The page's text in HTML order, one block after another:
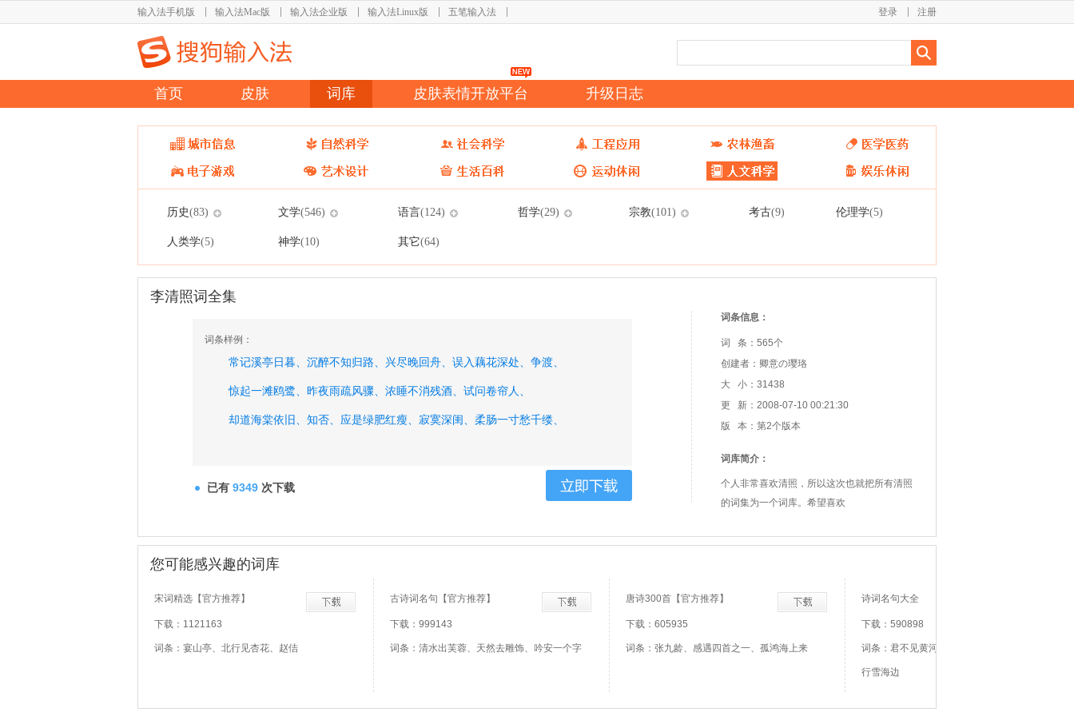
输入法手机版 输入法Mac版 输入法企业版 输入法Linux版 五笔输入法 注册
登录
首页 皮肤 词库 皮肤表情开放平台 升级日志
历史(83) 文学(546) 语言(124) 哲学(29) 宗教(101) 考古(9) 伦理学(5)
人类学(5) 神学(10) 其它(64)
李清照词全集
词条样例：
常记溪亭日暮、 沉醉不知归路、 兴尽晚回舟、 误入藕花深处、 争渡、
惊起一滩鸥鹭、 昨夜雨疏风骤、 浓睡不消残酒、 试问卷帘人、
却道海棠依旧、 知否、 应是绿肥红瘦、 寂寞深闺、 柔肠一寸愁千缕、
已有 9349 次下载
词条信息：
词 条：565个
创建者：卿意の璎珞
大 小：31438
更 新：2008-07-10 00:21:30
版 本：第2个版本
词库简介：
个人非常喜欢清照，所以这次也就把所有清照
的词集为一个词库。希望喜欢
您可能感兴趣的词库
宋词精选【官方推荐】
下载：1121163
词条：宴山亭、北行见杏花、赵佶
古诗词名句【官方推荐】
下载：999143
词条：清水出芙蓉、天然去雕饰、吟安一个字
唐诗300首【官方推荐】
下载：605935
词条：张九龄、感遇四首之一、孤鸿海上来
诗词名句大全
下载：590898
词条：君不见黄河之水天上来、君不见走马川
行雪海边